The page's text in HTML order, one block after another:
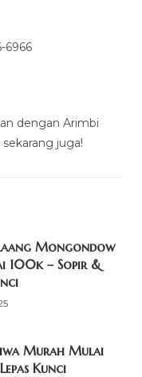
6966
dengan Arimbi
juga!
Mongondow
100k – Sopir &
Murah Mulai
Kunci